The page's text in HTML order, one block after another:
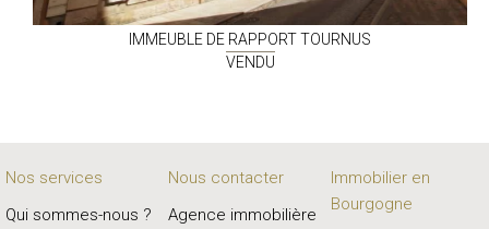
IMMEUBLE DE RAPPORTTOURNUS
VENDU
Nos services
Qui sommes-nous ?
Nous contacter
Agence immobilière
Immobilier en
Bourgogne